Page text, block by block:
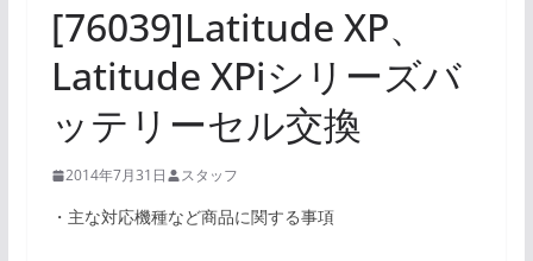
[76039]Latitude XP、
Latitude XPiシリーズバ
ッテリーセル交換
2014年7月31日 スタッフ
・主な対応機種など商品に関する事項